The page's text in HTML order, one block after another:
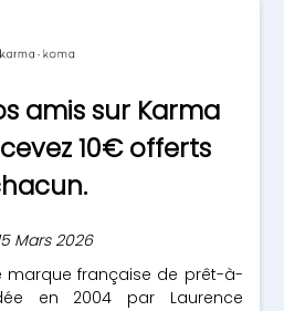
amis sur Karma
10€ offerts
Mars 2026
marque française de prêt-à-
en 2004 par Laurence